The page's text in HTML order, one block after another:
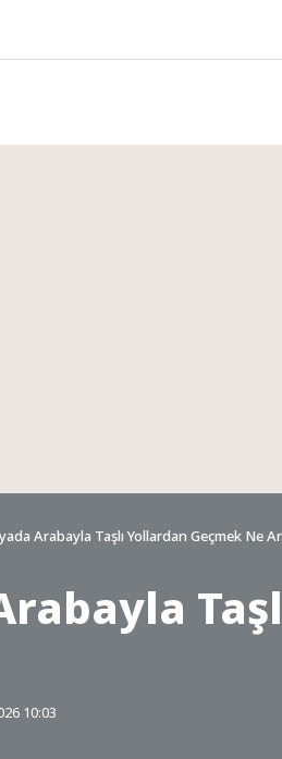
Arabayla Taşlı Yollardan Geçmek Ne
10:03